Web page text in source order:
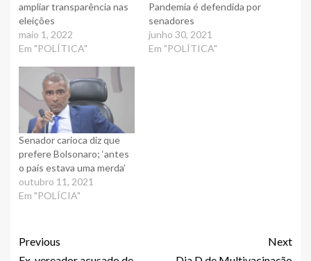
ampliar transparência nas
eleições
maio 1, 2022
Em "POLÍTICA"
Pandemia é defendida por
senadores
junho 30, 2021
Em "POLÍTICA"
Senador carioca diz que
prefere Bolsonaro; ‘antes
o país estava uma merda’
outubro 11, 2021
Em "POLÍCIA"
Previous
Next